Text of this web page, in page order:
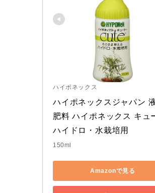
ハイポネックス
ハイポネックスジャパン
肥料 ハイポネックス キュ
ハイドロ・水栽培用
150ml
Amazonで見る